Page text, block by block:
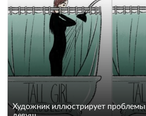
Художник иллюстрирует проблемы